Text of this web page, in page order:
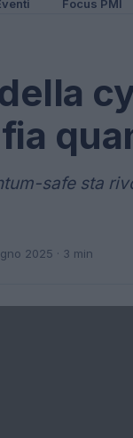
Focus PMI
safe sta
2025 · 3 min